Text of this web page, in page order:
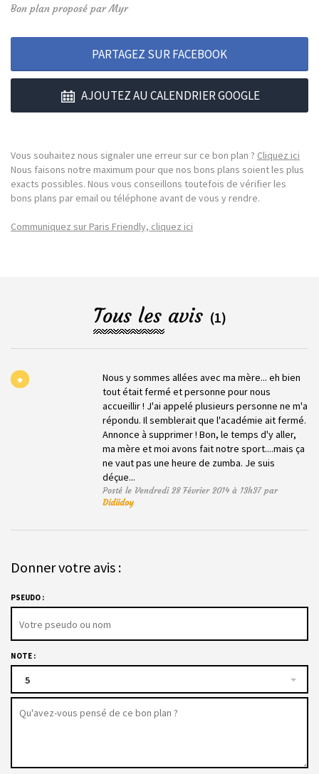
Bon plan proposé par Myr
PARTAGEZ SUR FACEBOOK
AJOUTEZ AU CALENDRIER GOOGLE
Vous souhaitez nous signaler une erreur sur ce bon plan ? Cliquez ici
Nous faisons notre maximum pour que nos bons plans soient les plus
exacts possibles. Nous vous conseillons toutefois de vérifier les
bons plans par email ou téléphone avant de vous y rendre.
Communiquez sur Paris Friendly, cliquez ici
Tous les avis (1)
Nous y sommes allées avec ma mère... eh bien
tout était fermé et personne pour nous
accueillir ! J'ai appelé plusieurs personne ne m'a
répondu. Il semblerait que l'académie ait fermé.
Annonce à supprimer ! Bon, le temps d'y aller,
ma mère et moi avons fait notre sport....mais ça
ne vaut pas une heure de zumba. Je suis
déçue...
Posté le Vendredi 28 Février 2014 à 13h37 par
Didiidoy
Donner votre avis :
PSEUDO :
NOTE :
5